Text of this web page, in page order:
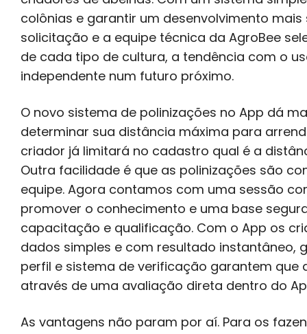
colônias e garantir um desenvolvimento
solicitação e a equipe técnica da AgroBee
de cada tipo de cultura, a tendência com o
independente num futuro próximo.
O novo sistema de polinizações no App dá
determinar sua distância máxima para
criador já limitará no cadastro qual é a
Outra facilidade é que as polinizações são
equipe. Agora contamos com uma sessão
promover o conhecimento e uma base
capacitação e qualificação. Com o App os
dados simples e com resultado instantâneo,
perfil e sistema de verificação garantem que
através de uma avaliação direta dentro do
As vantagens não param por aí. Para os